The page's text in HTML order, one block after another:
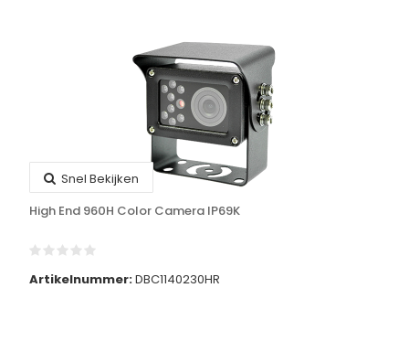
Snel Bekijken
High End 960H Color Camera IP69K
Artikelnummer:DBC1140230HR